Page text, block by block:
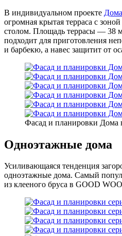
В индивидуальном проекте
огромная крытая терраса с
столом. Площадь террасы — 38
подходит для приготовления
и барбекю, а навес защитит от
Фасад и планировки Дома
Одноэтажные дома
Усиливающаяся тенденция
одноэтажные дома. Самый
из клееного бруса в GOOD